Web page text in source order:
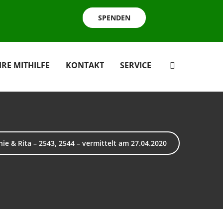
SPENDEN
MITHILFE KONTAKT SERVICE
& Rita – 2543, 2544 – vermittelt am 27.04.2020